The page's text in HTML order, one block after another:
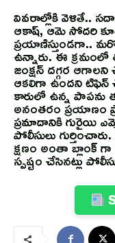
వివరాల్లోకి వెళితే..
ఆకాష్, ఆమె సోదరి
ప్రయాణిస్తుండగా..
ఉన్నారు. ఈ క్రమంలో
జంక్షన్ దగ్గర
ఆకలిగా ఉందని టిఫిన్
కారులో ఉన్న పాపను
అనంతరం ప్రయాణం
ప్రమాదానికి గురైయి
పోలీసులు
క్షణం అంతా బ్లాంక్ గా
స్పష్టం చేసినట్లు